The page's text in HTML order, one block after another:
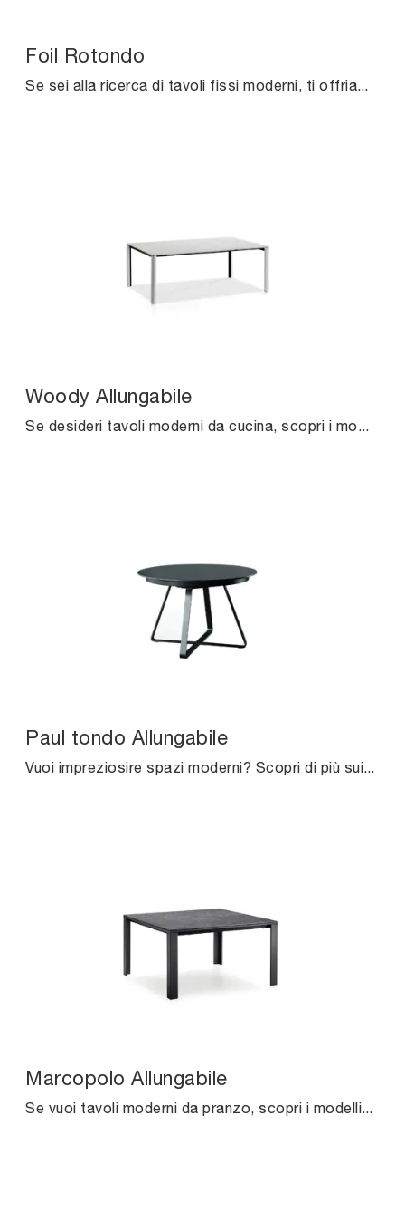
Foil Rotondo
Woody Allungabile
Se desideri tavoli moderni da cucina, scopri i modelli allungabili di Midj: clicca e scopri il modello Woody Allungabile in legno.
Paul tondo Allungabile
Vuoi impreziosire spazi moderni? Scopri di più sui tavoli moderni allungabili: il modello da pranzo Paul tondo Allungabile ti aspetta.
Marcopolo Allungabile
Se vuoi tavoli moderni da pranzo, scopri i modelli allungabili di Midj: clicca e scopri il modello Marcopolo Allungabile in ceramica.